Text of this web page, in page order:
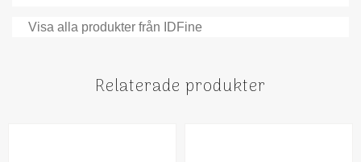
Visa alla produkter från IDFine
Relaterade produkter